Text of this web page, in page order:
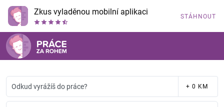
Zkus vyladěnou mobilní aplikaci STÁHNOUT
Odkud vyrážíš do práce? + 0 KM